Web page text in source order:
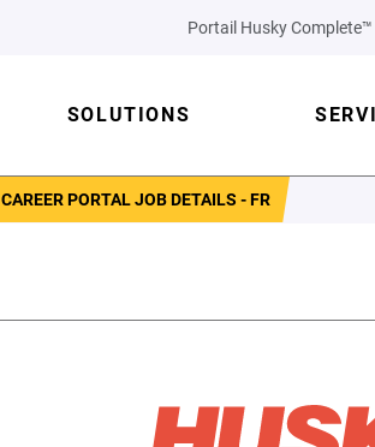
Portail Husky Complete™
SOLUTIONS
CAREER PORTAL JOB DETAILS - FR